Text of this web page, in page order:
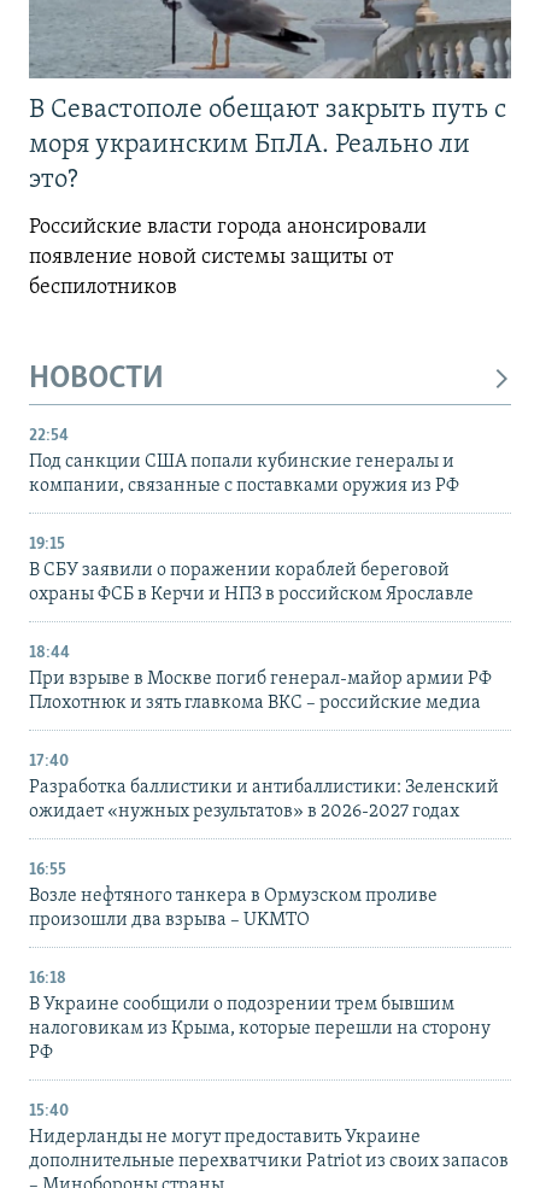
В Севастополе обещают закрыть путь с
моря украинским БпЛА. Реально ли
это?
Российские власти города анонсировали
появление новой системы защиты от
беспилотников
НОВОСТИ
22:54
Под санкции США попали кубинские генералы и
компании, связанные с поставками оружия из РФ
19:15
В СБУ заявили о поражении кораблей береговой
охраны ФСБ в Керчи и НПЗ в российском Ярославле
18:44
При взрыве в Москве погиб генерал-майор армии РФ
Плохотнюк и зять главкома ВКС – российские медиа
17:40
Разработка баллистики и антибаллистики: Зеленский
ожидает «нужных результатов» в 2026-2027 годах
16:55
Возле нефтяного танкера в Ормузском проливе
произошли два взрыва – UKMTO
16:18
В Украине сообщили о подозрении трем бывшим
налоговикам из Крыма, которые перешли на сторону
РФ
15:40
Нидерланды не могут предоставить Украине
дополнительные перехватчики Patriot из своих запасов